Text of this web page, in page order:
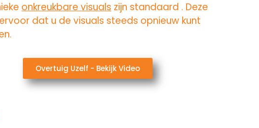
onkreukbare visuals zijn standaard . Deze
dat u de visuals steeds opnieuw kunt
Overtuig Uzelf - Bekijk Video